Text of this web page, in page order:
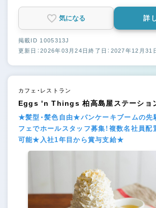
気になる 詳
掲載ID 1005313J
更新日：2026年03月24日終了日：2027年12月31
カフェ・レストラン
Eggs 'n Things 柏高島屋ステーショ
★髪型・髪色自由★パンケーキブームの先
フェでホールスタッフ募集！複数名社員
可能★入社1年目から賞与支給★